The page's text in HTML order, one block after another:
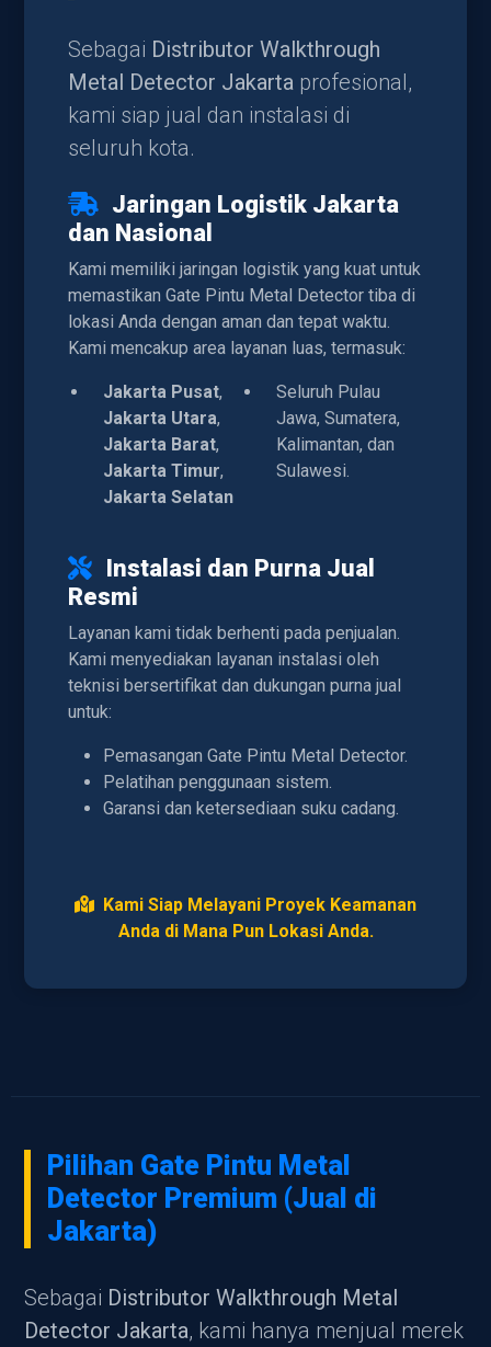
Sebagai Distributor Walkthrough
Metal Detector Jakarta profesional,
kami siap jual dan instalasi di
seluruh kota.
Jaringan Logistik Jakarta
dan Nasional
Kami memiliki jaringan logistik yang kuat untuk
memastikan Gate Pintu Metal Detector tiba di
lokasi Anda dengan aman dan tepat waktu.
Kami mencakup area layanan luas, termasuk:
Jakarta Pusat,
Jakarta Utara,
Jakarta Barat,
Jakarta Timur,
Jakarta Selatan
Seluruh Pulau
Jawa, Sumatera,
Kalimantan, dan
Sulawesi.
Instalasi dan Purna Jual
Resmi
Layanan kami tidak berhenti pada penjualan.
Kami menyediakan layanan instalasi oleh
teknisi bersertifikat dan dukungan purna jual
untuk:
Pemasangan Gate Pintu Metal Detector.
Pelatihan penggunaan sistem.
Garansi dan ketersediaan suku cadang.
Kami Siap Melayani Proyek Keamanan
Anda di Mana Pun Lokasi Anda.
Pilihan Gate Pintu Metal
Detector Premium (Jual di
Jakarta)
Sebagai Distributor Walkthrough Metal
Detector Jakarta, kami hanya menjual merek